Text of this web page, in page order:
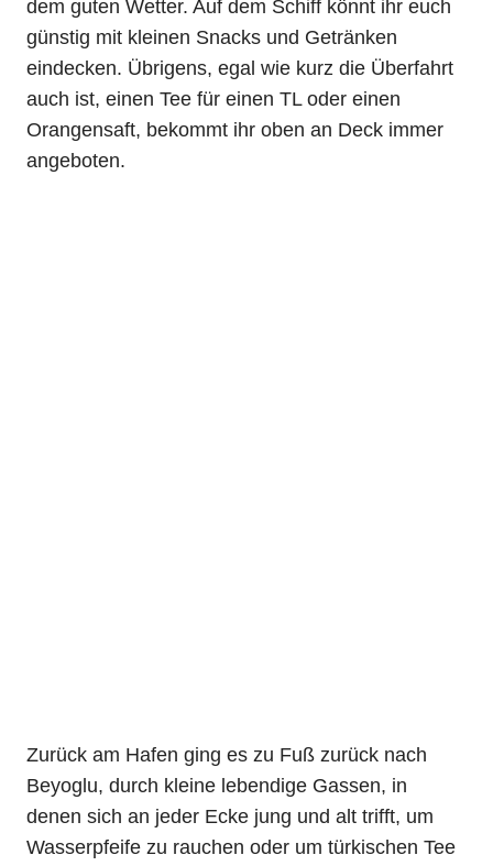
dem guten Wetter. Auf dem Schiff könnt ihr euch
günstig mit kleinen Snacks und Getränken
eindecken. Übrigens, egal wie kurz die Überfahrt
auch ist, einen Tee für einen TL oder einen
Orangensaft, bekommt ihr oben an Deck immer
angeboten.
Zurück am Hafen ging es zu Fuß zurück nach
Beyoglu, durch kleine lebendige Gassen, in
denen sich an jeder Ecke jung und alt trifft, um
Wasserpfeife zu rauchen oder um türkischen Tee